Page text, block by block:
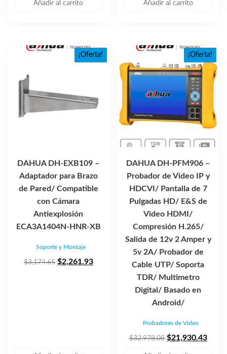
Añadir al carrito Añadir al carrito
¡Oferta!
DAHUA DH-EXB109 –
Adaptador para Brazo
de Pared/ Compatible
con Cámara
Antiexplosión
ECA3A1404N-HNR-XB
Soporte y Montaje
$3,174.65 El
$2,261.93El
¡Oferta!
DAHUA DH-PFM906 –
Probador de Video IP y
HDCVI/ Pantalla de 7
Pulgadas HD/ E&S de
Video HDMI/
Compresión H.265/
Salida de 12v 2 Amper y
5v 2A/ Probador de
Cable UTP/ Soporta
TDR/ Multimetro
Digital/ Basado en
Android/
Probadores de Video
$32,978.08 El
$21,930.43El